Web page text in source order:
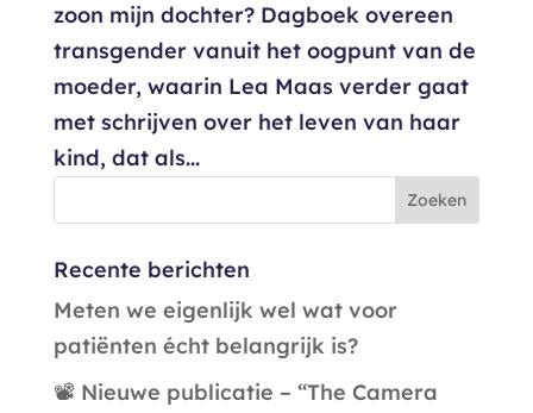
zoon mijn dochter? Dagboek overeen
transgender vanuit het oogpunt van de
moeder, waarin Lea Maas verder gaat
met schrijven over het leven van haar
kind, dat als...
Recente berichten
Meten we eigenlijk wel wat voor
patiënten écht belangrijk is?
📽️ Nieuwe publicatie – “The Camera